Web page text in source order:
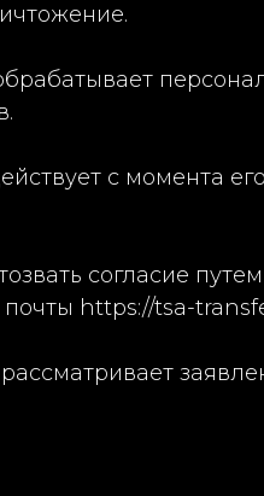
с момента
согласие
https://tsa-